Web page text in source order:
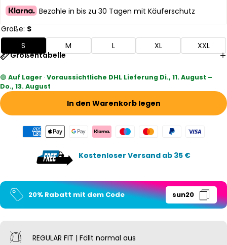
Bezahle in bis zu 30 Tagen mit Käuferschutz
Größe: S
S
M L XL
XXL
Größentabelle
🟢 Auf Lager · Voraussichtliche DHL Lieferung Di., 11. August –
Do., 13. August
In den Warenkorb legen
Kostenloser Versand ab 35 €
20% Rabatt mit dem Code sun20
REGULAR FIT | Fällt normal aus